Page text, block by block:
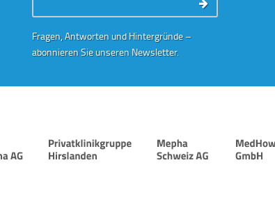
Fragen, Antworten und Hintergründe –
abonnieren Sie unseren Newsletter.